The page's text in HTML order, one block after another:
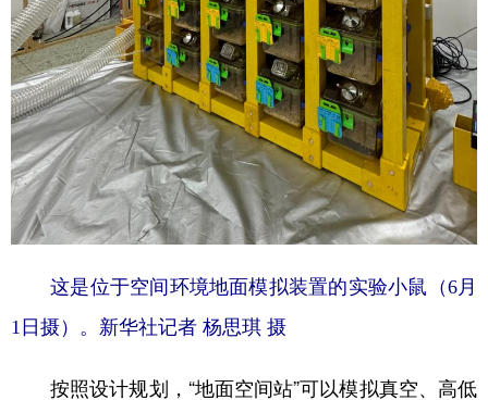
这是位于空间环境地面模拟装置的实验小鼠（6月
1日摄）。新华社记者 杨思琪 摄
按照设计规划，“地面空间站”可以模拟真空、高低